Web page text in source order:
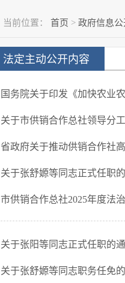
当前位置： 首页 > 政府信息公
法定主动公开内容
国务院关于印发《加快农业
关于市供销合作总社领导分
省政府关于推动供销合作社
关于张舒嫄等同志正式任职
市供销合作总社2025年度法
关于张阳等同志正式任职的
关于张舒嫄等同志职务任免